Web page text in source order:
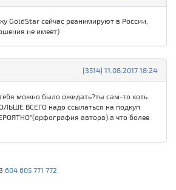
GoldStar сейчас реанимируют в России,
не имеет)
[3514] 11.08.2017 18:24
можно было ожидать?ты сам-то хоть
ВСЕГО надо ссылаться на подкуп
автора).а что более
604 605 771 772